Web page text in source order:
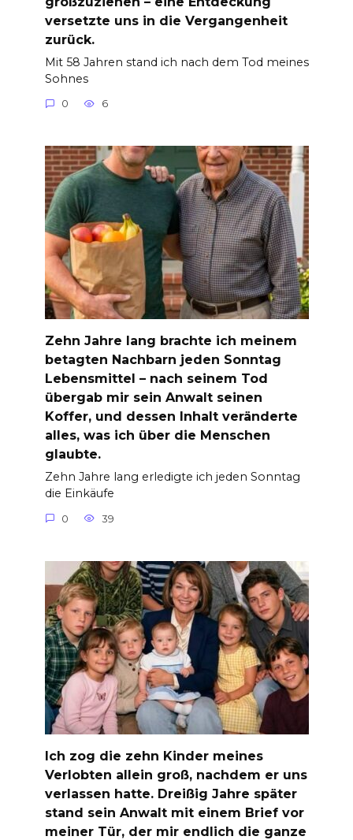
versetzte uns in die Vergangenheit
zurück.
Mit 58 Jahren stand ich nach dem Tod meines
Sohnes
0 6
Zehn Jahre lang brachte ich meinem
betagten Nachbarn jeden Sonntag
Lebensmittel – nach seinem Tod
übergab mir sein Anwalt seinen
Koffer, und dessen Inhalt veränderte
alles, was ich über die Menschen
glaubte.
Zehn Jahre lang erledigte ich jeden Sonntag
die Einkäufe
0 39
Ich zog die zehn Kinder meines
Verlobten allein groß, nachdem er uns
verlassen hatte. Dreißig Jahre später
stand sein Anwalt mit einem Brief vor
meiner Tür, der mir endlich die ganze